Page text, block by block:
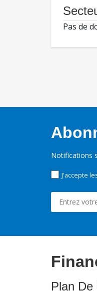
Pas de
Notifications
J'accepte
Plan